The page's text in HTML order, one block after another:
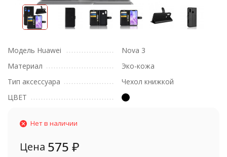
Модель Huawei
Nova 3
Материал
Эко-кожа
Тип аксессуара
Чехол книжкой
ЦВЕТ
Нет в наличии
Цена 575 ₽